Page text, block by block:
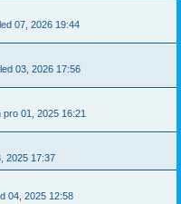
07, 2026 19:44
03, 2026 17:56
pro 01, 2025 16:21
2025 17:37
04, 2025 12:58